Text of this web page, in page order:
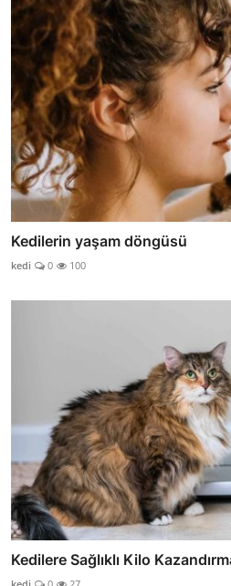
Kedilerin yaşam döngüsü
kedi 0 100
Kedilere Sağlıklı Kilo